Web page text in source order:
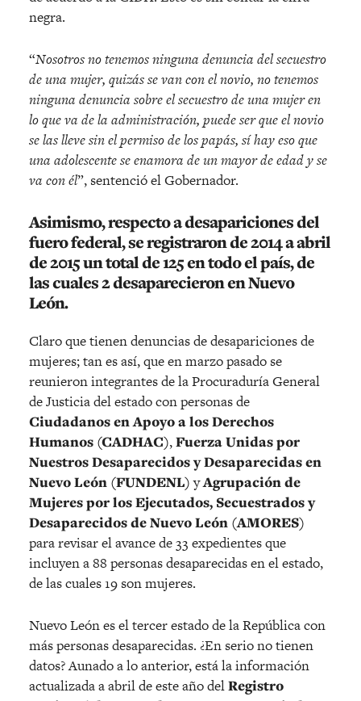
negra.
“Nosotros no tenemos ninguna denuncia del secuestro
de una mujer, quizás se van con el novio, no tenemos
ninguna denuncia sobre el secuestro de una mujer en
lo que va de la administración, puede ser que el novio
se las lleve sin el permiso de los papás, sí hay eso que
una adolescente se enamora de un mayor de edad y se
va con él”, sentenció el Gobernador.
Asimismo, respecto a desapariciones del
fuero federal, se registraron de 2014 a abril
de 2015 un total de 125 en todo el país, de
las cuales 2 desaparecieron en Nuevo
León.
Claro que tienen denuncias de desapariciones de
mujeres; tan es así, que en marzo pasado se
reunieron integrantes de la Procuraduría General
de Justicia del estado con personas de
Ciudadanos en Apoyo a los Derechos
Humanos (CADHAC),Fuerza Unidas por
Nuestros Desaparecidos y Desaparecidas en
Nuevo León (FUNDENL)yAgrupación de
Mujeres por los Ejecutados, Secuestrados y
Desaparecidos de Nuevo León (AMORES)
para revisar el avance de 33 expedientes que
incluyen a 88 personas desaparecidas en el estado,
de las cuales 19 son mujeres.
Nuevo León es el tercer estado de la República con
más personas desaparecidas. ¿En serio no tienen
datos? Aunado a lo anterior, está la información
actualizada a abril de este año delRegistro